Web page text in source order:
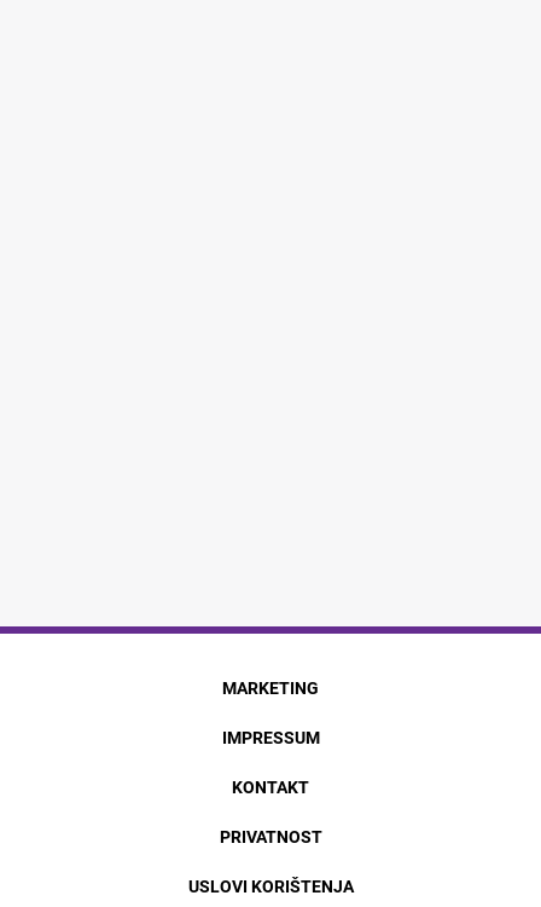
MARKETING
IMPRESSUM
KONTAKT
PRIVATNOST
USLOVI KORIŠTENJA